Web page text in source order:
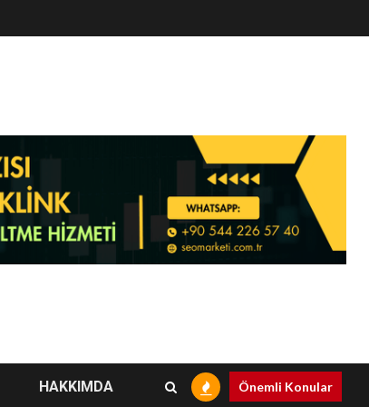
HAKKIMDA Önemli Konular